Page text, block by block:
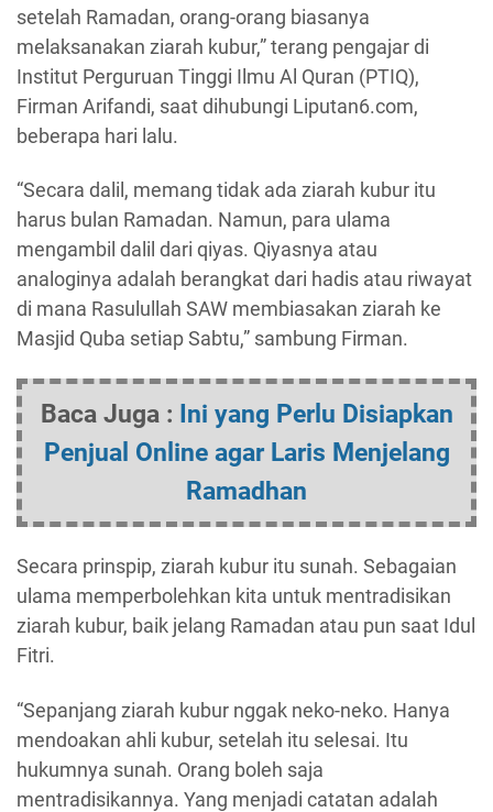
setelah Ramadan, orang-orang biasanya
melaksanakan ziarah kubur,” terang pengajar di
Institut Perguruan Tinggi Ilmu Al Quran (PTIQ),
Firman Arifandi, saat dihubungi Liputan6.com,
beberapa hari lalu.
“Secara dalil, memang tidak ada ziarah kubur itu
harus bulan Ramadan. Namun, para ulama
mengambil dalil dari qiyas. Qiyasnya atau
analoginya adalah berangkat dari hadis atau riwayat
di mana Rasulullah SAW membiasakan ziarah ke
Masjid Quba setiap Sabtu,” sambung Firman.
Baca Juga : Ini yang Perlu Disiapkan
Penjual Online agar Laris Menjelang
Ramadhan
Secara prinspip, ziarah kubur itu sunah. Sebagaian
ulama memperbolehkan kita untuk mentradisikan
ziarah kubur, baik jelang Ramadan atau pun saat Idul
Fitri.
“Sepanjang ziarah kubur nggak neko-neko. Hanya
mendoakan ahli kubur, setelah itu selesai. Itu
hukumnya sunah. Orang boleh saja
mentradisikannya. Yang menjadi catatan adalah